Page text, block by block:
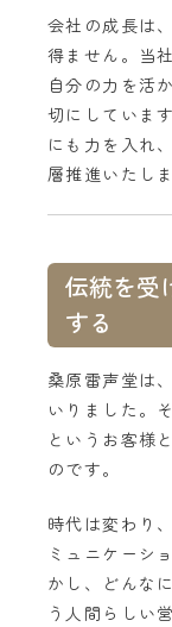
会社の成長は
得ません。当
自分の力を活
切にしていま
にも力を入れ
層推進いたしま
伝統を受
する
桑原雷声堂は
いりました。
というお客様
のです。
時代は変わり
ミュニケーシ
かし、どんな
う人間らしい